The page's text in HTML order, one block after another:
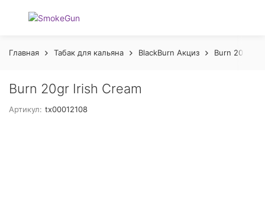
Главная Табак для кальяна BlackBurn Акциз Burn 20 gr
Burn 20gr Irish Cream
Артикул: tx00012108